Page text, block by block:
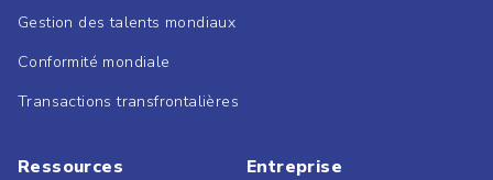
Gestion des talents mondiaux
Conformité mondiale
Transactions transfrontalières
Ressources Entreprise